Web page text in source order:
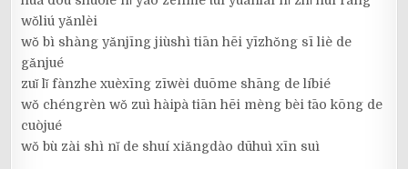
wǒliú yǎnlèi
wǒ bì shàng yǎnjīng jiùshì tiān hēi yīzhǒng sī liè de
gǎnjué
zuǐ lǐ fànzhe xuèxīng zīwèi duōme shāng de líbié
wǒ chéngrèn wǒ zuì hàipà tiān hēi mèng bèi tāo kōng de
cuòjué
wǒ bù zài shì nǐ de shuí xiǎngdào dūhuì xīn suì